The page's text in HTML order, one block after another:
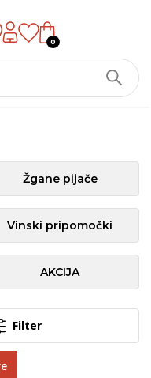
0
Žgane pijače
Vinski pripomočki
AKCIJA
Filter